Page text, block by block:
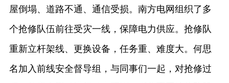
屋倒塌、道路不通、通信受损。南方电网组织了多
个抢修队伍前往受灾一线，保障电力供应。抢修队
重新立杆架线、更换设备，任务重、难度大。何思
名加入前线安全督导组，与同事们一起，对抢修过